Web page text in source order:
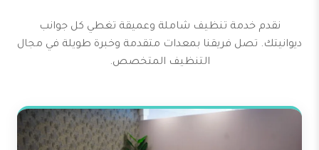
نقدم خدمة تنظيف شاملة وعميقة تغطي كل جوانب
ديوانيتك. تصل فريقنا بمعدات متقدمة وخبرة طويلة في مجال
التنظيف المتخصص.